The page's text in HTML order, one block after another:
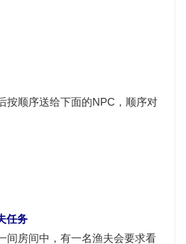
按顺序送给下面的NPC，顺序对
任务
间房间中，有一名渔夫会要求看